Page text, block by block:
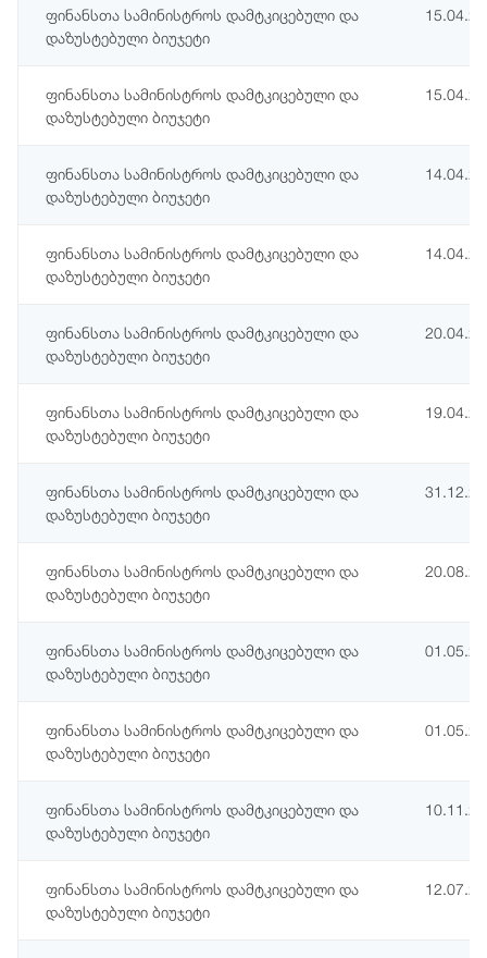
ფინანსთა სამინისტროს დამტკიცებული და
დაზუსტებული ბიუჯეტი
ფინანსთა სამინისტროს დამტკიცებული და
დაზუსტებული ბიუჯეტი
ფინანსთა სამინისტროს დამტკიცებული და
დაზუსტებული ბიუჯეტი
ფინანსთა სამინისტროს დამტკიცებული და
დაზუსტებული ბიუჯეტი
ფინანსთა სამინისტროს დამტკიცებული და
დაზუსტებული ბიუჯეტი
ფინანსთა სამინისტროს დამტკიცებული და
დაზუსტებული ბიუჯეტი
ფინანსთა სამინისტროს დამტკიცებული და
დაზუსტებული ბიუჯეტი
ფინანსთა სამინისტროს დამტკიცებული და
დაზუსტებული ბიუჯეტი
ფინანსთა სამინისტროს დამტკიცებული და
დაზუსტებული ბიუჯეტი
ფინანსთა სამინისტროს დამტკიცებული და
დაზუსტებული ბიუჯეტი
ფინანსთა სამინისტროს დამტკიცებული და
დაზუსტებული ბიუჯეტი
ფინანსთა სამინისტროს დამტკიცებული და
დაზუსტებული ბიუჯეტი